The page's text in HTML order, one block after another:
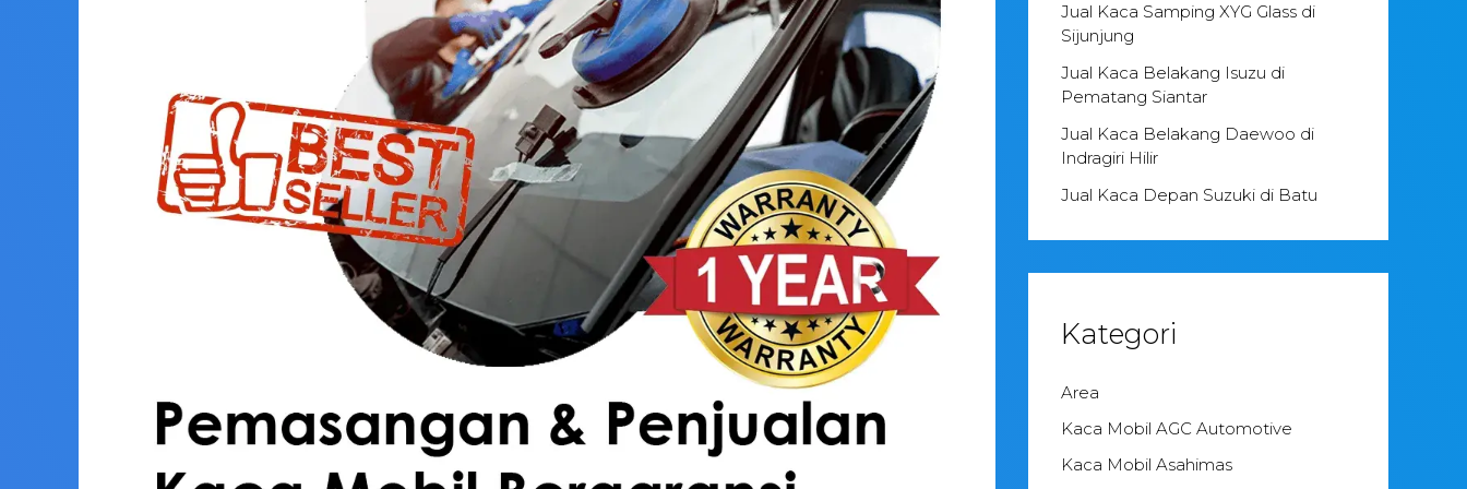
Jual Kaca Samping XYG Glass di
Sijunjung
Jual Kaca Belakang Isuzu di
Pematang Siantar
Jual Kaca Belakang Daewoo di
Indragiri Hilir
Jual Kaca Depan Suzuki di Batu
Kategori
Area
Kaca Mobil AGC Automotive
Kaca Mobil Asahimas